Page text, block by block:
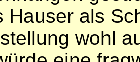
Hauser als
wohl